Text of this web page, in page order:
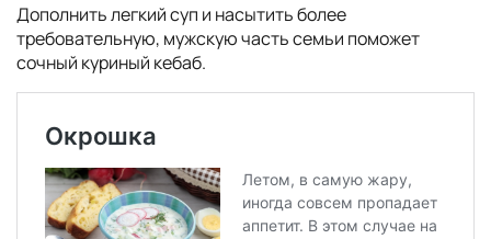
Дополнить легкий суп и насытить более
требовательную, мужскую часть семьи поможет
сочный куриный кебаб.